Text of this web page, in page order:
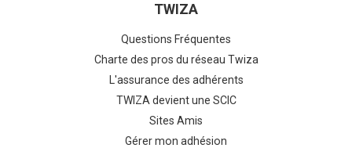
TWIZA
Questions Fréquentes
Charte des pros du réseau Twiza
L'assurance des adhérents
TWIZA devient une SCIC
Sites Amis
Gérer mon adhésion